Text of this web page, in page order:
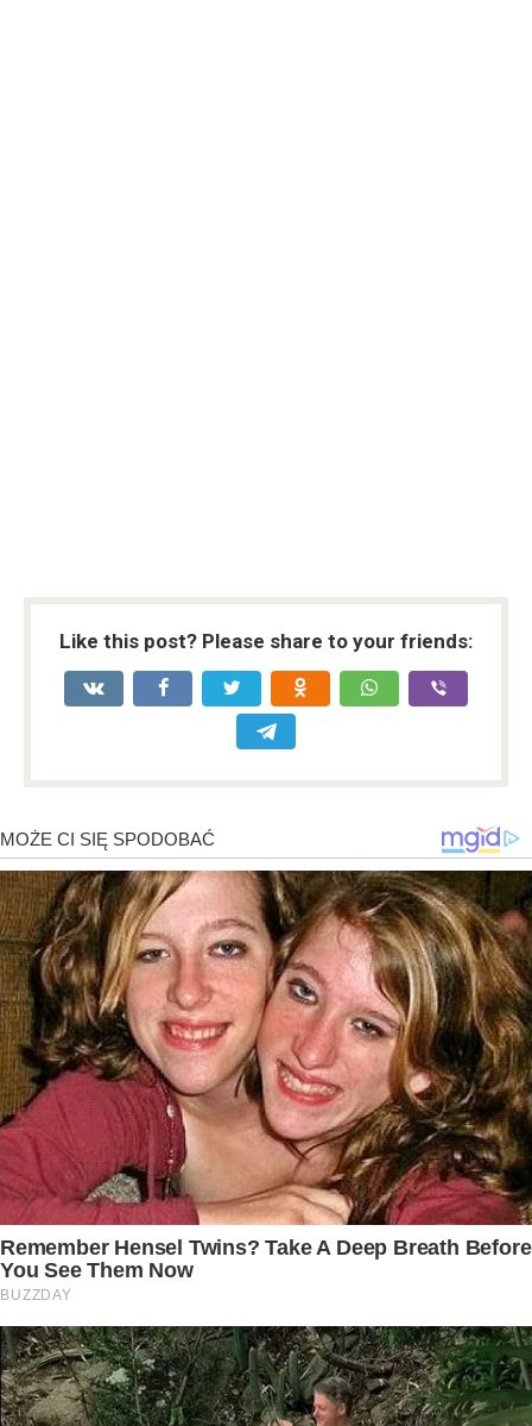
Like this post? Please share to your friends: